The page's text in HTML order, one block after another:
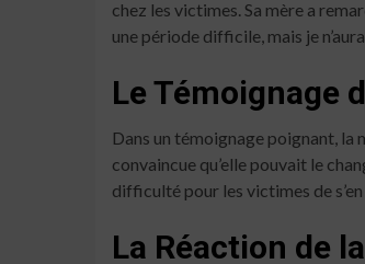
chez les victimes. Sa mère a
une période difficile, mais je
Le Témoignage
Dans un témoignage poignant, la
convaincue qu’elle pouvait le
difficulté pour les victimes de s’en
La Réaction de